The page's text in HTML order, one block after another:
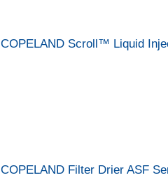
COPELAND Scroll™ Liquid
COPELAND Filter Drier ASF